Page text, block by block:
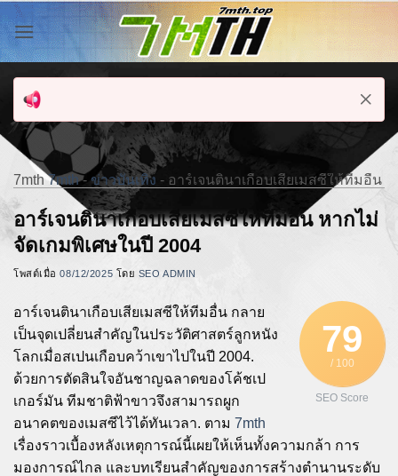
ข้าม
ไป
ยัง
เนื้อหา
7mth 7mth- ข่าวบันเทิง - อาร์เจนตินาเกือบเสียเมสซีให้ทีมอื่น
อาร์เจนตินาเกือบเสียเมสซีให้ทีมอื่น หากไม่
จัดเกมพิเศษในปี 2004
โพสต์เมื่อ08/12/2025 โดย SEO ADMIN
79
/ 100
SEO Score
อาร์เจนตินาเกือบเสียเมสซีให้ทีมอื่น กลาย
เป็นจุดเปลี่ยนสำคัญในประวัติศาสตร์ลูกหนัง
โลกเมื่อสเปนเกือบคว้าเขาไปในปี 2004.
ด้วยการตัดสินใจอันชาญฉลาดของโค้ชเป
เกอร์มัน ทีมชาติฟ้าขาวจึงสามารถผูก
อนาคตของเมสซีไว้ได้ทันเวลา. ตาม 7mth
เรื่องราวเบื้องหลังเหตุการณ์นี้เผยให้เห็นทั้งความกล้า การ
มองการณ์ไกล และบทเรียนสำคัญของการสร้างตำนานระดับ